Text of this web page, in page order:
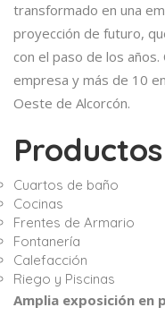
transformado en una
proyección de futuro,
con el paso de los
empresa y más de 10
Oeste de Alcorcón.
Productos
Cuartos de baño
Cocinas
Frentes de Armario
Fontanería
Calefacción
Riego y Piscinas
Amplia exposición en